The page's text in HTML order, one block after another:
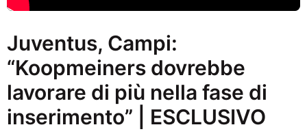
Juventus, Campi:
“Koopmeiners dovrebbe
lavorare di più nella fase di
inserimento” | ESCLUSIVO